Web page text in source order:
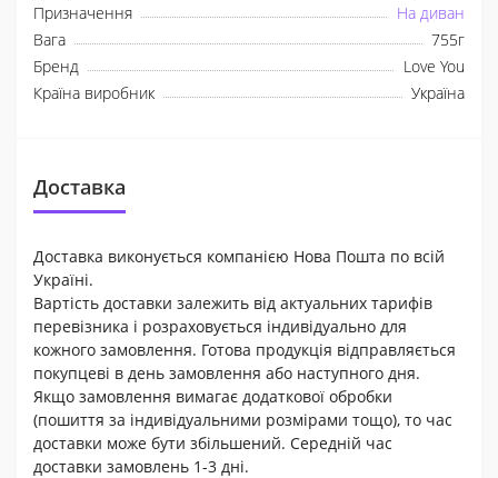
Призначення
На диван
Вага
755г
Бренд
Love You
Країна виробник
Україна
Доставка
Доставка виконується компанією Нова Пошта по всій
Україні.
Вартість доставки залежить від актуальних тарифів
перевізника і розраховується індивідуально для
кожного замовлення. Готова продукція відправляється
покупцеві в день замовлення або наступного дня.
Якщо замовлення вимагає додаткової обробки
(пошиття за індивідуальними розмірами тощо), то час
доставки може бути збільшений. Середній час
доставки замовлень 1-3 дні.